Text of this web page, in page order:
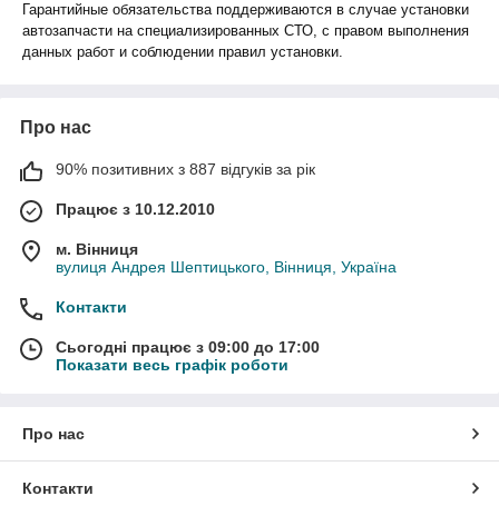
Гарантийные обязательства поддерживаются в случае установки
автозапчасти на специализированных СТО, с правом выполнения
данных работ и соблюдении правил установки.
Про нас
90% позитивних з 887 відгуків за рік
Працює з 10.12.2010
м. Вінниця
вулиця Андрея Шептицького, Вінниця, Україна
Контакти
Сьогодні працює з 09:00 до 17:00
Показати весь графік роботи
Про нас
Контакти